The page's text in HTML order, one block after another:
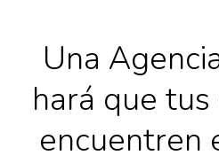
Una
hará que
encuentren